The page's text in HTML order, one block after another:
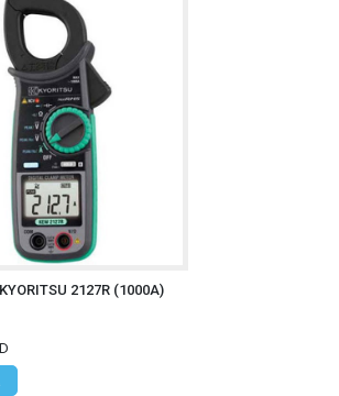
2127R (1000A)